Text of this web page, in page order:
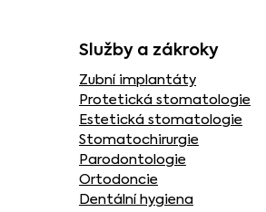
Služby a zákroky
Zubní implantáty
Protetická stomatologie
Estetická stomatologie
Stomatochirurgie
Parodontologie
Ortodoncie
Dentální hygiena